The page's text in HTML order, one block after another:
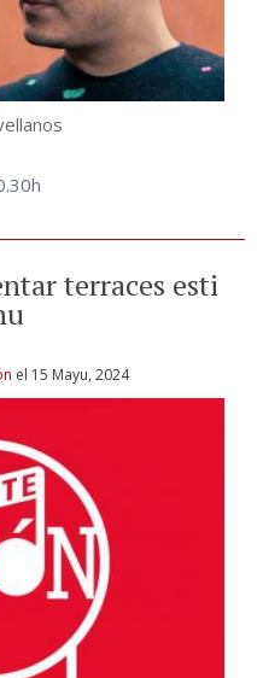
terraces esti
el 15 Mayu, 2024